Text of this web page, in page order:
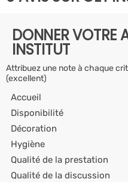
DONNER VOTRE
INSTITUT
Attribuez une note à chaque
(excellent)
Accueil
Disponibilité
Décoration
Hygiène
Qualité de la prestation
Qualité de la discussion